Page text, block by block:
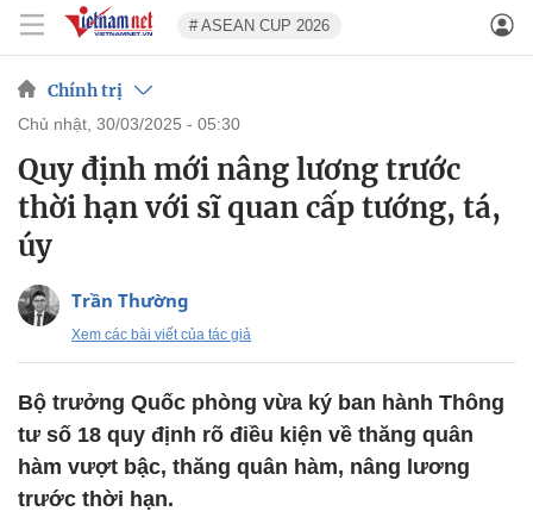
# ASEAN CUP 2026
Chính trị
chủ nhật, 30/03/2025 - 05:30
Quy định mới nâng lương trước
thời hạn với sĩ quan cấp tướng, tá,
úy
Trần Thường
Xem các bài viết của tác giả
Bộ trưởng Quốc phòng vừa ký ban hành Thông
tư số 18 quy định rõ điều kiện về thăng quân
hàm vượt bậc, thăng quân hàm, nâng lương
trước thời hạn.